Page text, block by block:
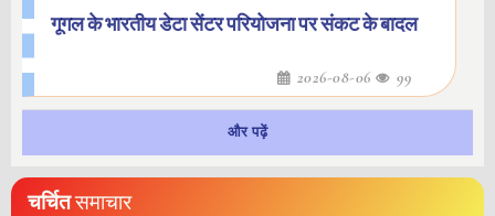
गूगल के भारतीय डेटा सेंटर परियोजना पर संकट के बादल
2026-08-06 99
और पढ़ें
चर्चितसमाचार